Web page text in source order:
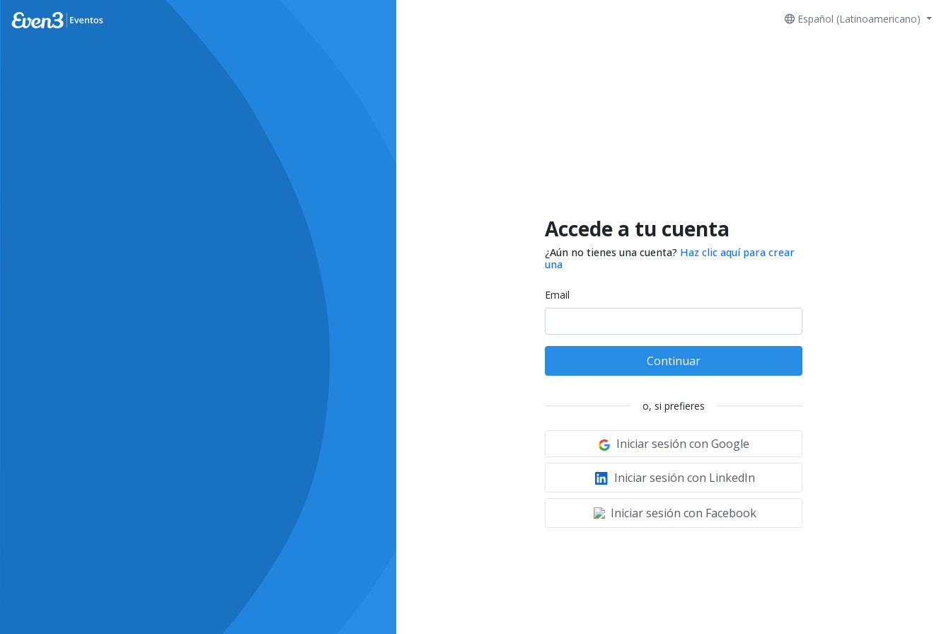
Español (Latinoamericano)
Accede a tu cuenta
¿Aún no tienes una cuenta? Haz clic aquí para crear
una
Email
Continuar
o, si prefieres
Iniciar sesión con Google
Iniciar sesión con LinkedIn
Iniciar sesión con Facebook